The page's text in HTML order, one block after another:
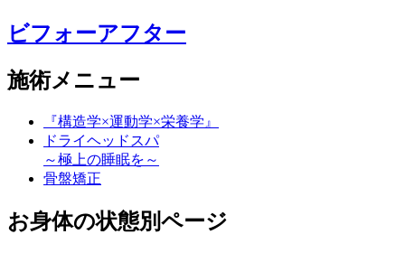
ビフォーアフター
施術メニュー
『構造学×運動学×栄養学』
ドライヘッドスパ
～極上の睡眠を～
骨盤矯正
お身体の状態別ページ